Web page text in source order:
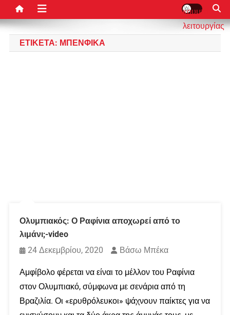
κουμπί
λειτουργίας
ΕΤΙΚΈΤΑ: ΜΠΕΝΦΊΚΑ
Ολυμπιακός: Ο Ραφίνια αποχωρεί από το
λιμάνι;-video
24 Δεκεμβρίου, 2020
Βάσω Μπέκα
Αμφίβολο φέρεται να είναι το μέλλον του Ραφίνια
στον Ολυμπιακό, σύμφωνα με σενάρια από τη
Βραζιλία. Οι «ερυθρόλευκοι» ψάχνουν παίκτες για να